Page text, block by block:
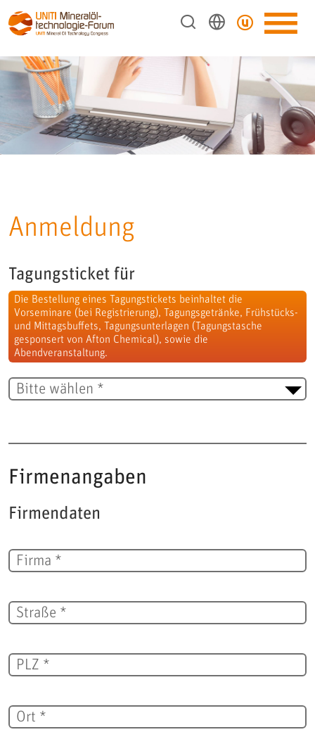
Anmeldung
Tagungsticket für
Die Bestellung eines Tagungstickets beinhaltet die
Vorseminare (bei Registrierung), Tagungsgetränke, Frühstücks-
und Mittagsbuffets, Tagungsunterlagen (Tagungstasche
gesponsert von Afton Chemical), sowie die
Abendveranstaltung.
Firmenangaben
Firmendaten
Firma *
Straße *
PLZ *
Ort *